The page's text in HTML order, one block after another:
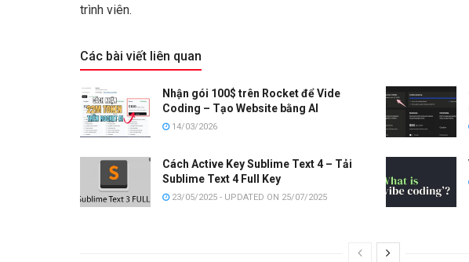
trình viên.
Các bài viết liên quan
Nhận gói 100$ trên Rocket để Vide
Coding – Tạo Website bằng AI
14/03/2026
Cách Active Key Sublime Text 4 – Tải
Sublime Text 4 Full Key
23/05/2025 - UPDATED ON 25/07/2025